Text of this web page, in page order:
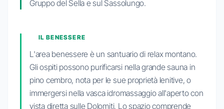
Gruppo del Sella e sul Sassolungo.
IL BENESSERE
L'area benessere è un santuario di relax montano.
Gli ospiti possono purificarsi nella grande sauna in
pino cembro, nota per le sue proprietà lenitive, o
immergersi nella vasca idromassaggio all'aperto con
vista diretta sulle Dolomiti. Lo spazio comprende